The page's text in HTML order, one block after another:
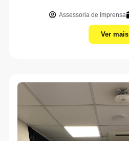
Assessoria de Imprensa
Ver mais